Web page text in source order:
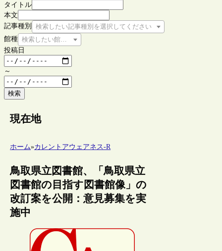
タイトル
本文
記事種別
検索したい記事種別を選択してください
館種 検索したい館種を選択してください
投稿日
～
検索
現在地
ホーム»カレントアウェアネス-R
鳥取県立図書館、「鳥取県立
図書館の目指す図書館像」の
改訂案を公開：意見募集を実
施中